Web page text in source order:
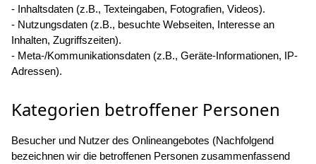
- Inhaltsdaten (z.B., Texteingaben, Fotografien, Videos).
- Nutzungsdaten (z.B., besuchte Webseiten, Interesse an
Inhalten, Zugriffszeiten).
- Meta-/Kommunikationsdaten (z.B., Geräte-Informationen, IP-
Adressen).
Kategorien betroffener Personen
Besucher und Nutzer des Onlineangebotes (Nachfolgend
bezeichnen wir die betroffenen Personen zusammenfassend